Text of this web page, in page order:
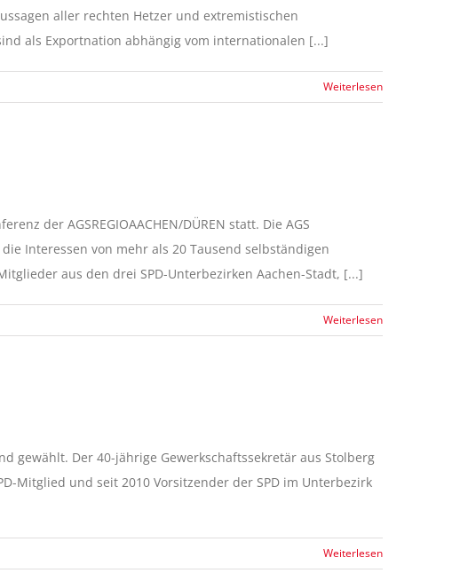
aller rechten Hetzer und extremistischen
als Exportnation abhängig vom internationalen [...]
Weiterlesen
der AGSREGIOAACHEN/DÜREN statt. Die AGS
Interessen von mehr als 20 Tausend selbständigen
aus den drei SPD-Unterbezirken Aachen-Stadt, [...]
Weiterlesen
gewählt. Der 40-jährige Gewerkschaftssekretär aus Stolberg
Mitglied und seit 2010 Vorsitzender der SPD im Unterbezirk
Weiterlesen